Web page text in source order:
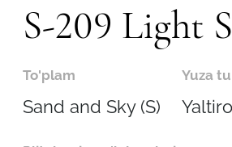
S-209 Light
To'plam
Sand and Sky (S)
Yuza